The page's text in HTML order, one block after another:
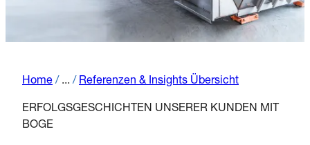
Home / ... / Referenzen & Insights Übersicht
ERFOLGSGESCHICHTEN UNSERER KUNDEN MIT
BOGE